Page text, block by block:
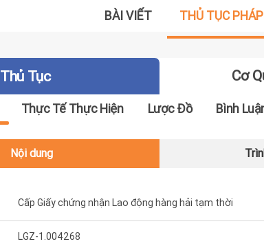
BÀI VIẾT THỦ TỤC
Thủ Tục Cơ
Thực Tế Thực Hiện Lược Đồ Bình
Nội dung
Cấp Giấy chứng nhận Lao động hàng hải tạm thời
LGZ-1.004268